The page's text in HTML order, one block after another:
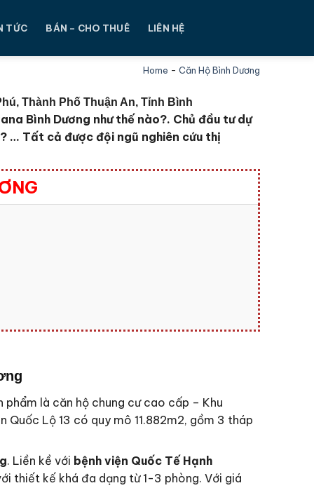
TỨC BÁN – CHO THUÊ LIÊN HỆ
Home - Căn Hộ Bình Dương
Thành Phố Thuận An, Tỉnh Bình
Bình Dương như thế nào?. Chủ đầu tư dự
… Tất cả được đội ngũ nghiên cứu thị
là căn hộ chung cư cao cấp – Khu
Quốc Lộ 13 có quy mô 11.882m2, gồm 3 tháp
. Liền kề với bệnh viện Quốc Tế Hạnh
thiết kế khá đa dạng từ 1-3 phòng. Với giá